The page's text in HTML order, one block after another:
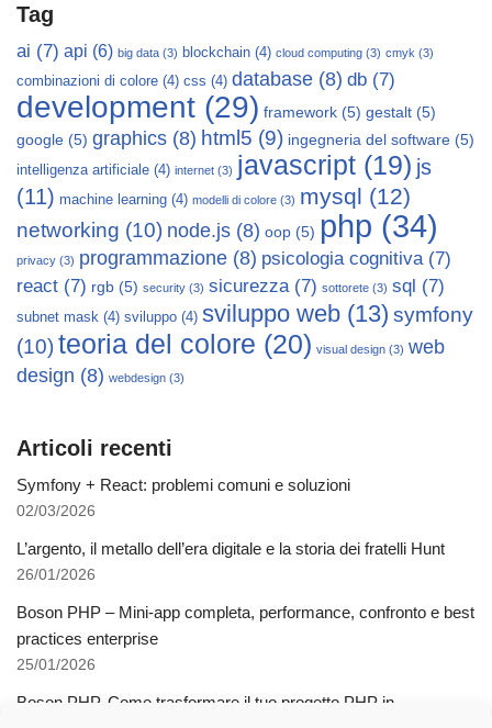
Tag
ai (7) api (6) big data (3) blockchain (4) cloud computing (3) cmyk (3)
combinazioni di colore (4) css (4) database (8) db (7)
development (29) framework (5) gestalt (5)
google (5) graphics (8) html5 (9) ingegneria del software (5)
intelligenza artificiale (4) internet (3) javascript (19) js
(11) machine learning (4) modelli di colore (3) mysql (12)
networking (10) node.js (8) oop (5) php (34)
privacy (3) programmazione (8) psicologia cognitiva(7)
react (7) rgb (5) security (3) sicurezza(7) sottorete (3) sql (7)
subnet mask (4) sviluppo (4) sviluppo web (13) symfony
(10)teoria del colore (20) visual design (3) web
design (8) webdesign (3)
Articoli recenti
Symfony + React: problemi comuni e soluzioni
02/03/2026
L’argento, il metallo dell’era digitale e la storia dei fratelli Hunt
26/01/2026
Boson PHP – Mini-app completa, performance, confronto e best
practices enterprise
25/01/2026
Boson PHP. Come trasformare il tuo progetto PHP in